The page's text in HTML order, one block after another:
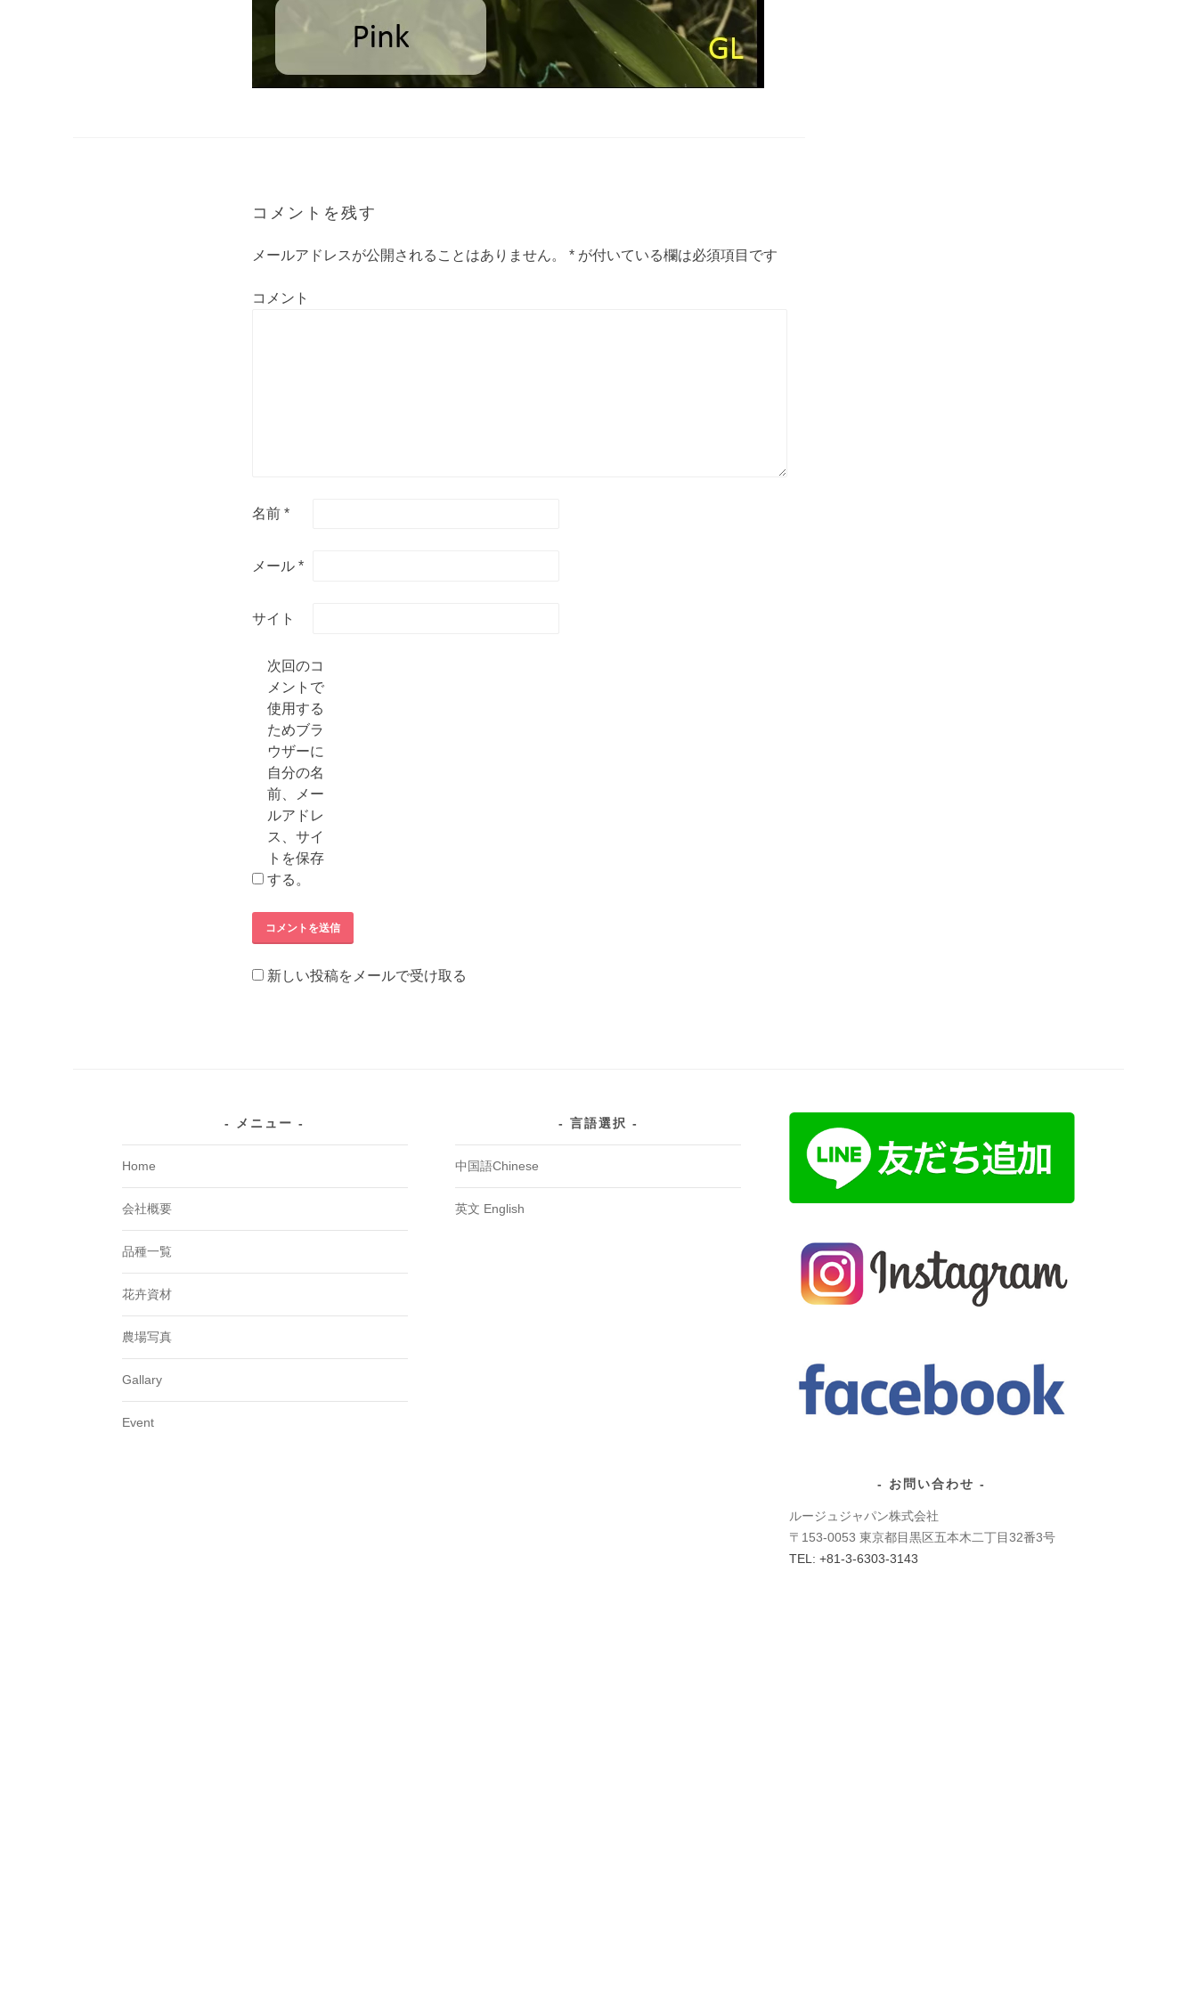
コメントを残す
メールアドレスが公開されることはありません。 * が付いている欄は必須項目です
コメント
名前 *
メール *
サイト
次回のコ
メントで
使用する
ためブラ
ウザーに
自分の名
前、メー
ルアドレ
ス、サイ
トを保存
する。
新しい投稿をメールで受け取る
メニュー
Home
会社概要
品種一覧
花卉資材
農場写真
Gallary
Event
言語選択
中国語Chinese
英文 English
お問い合わせ
ルージュジャパン株式会社
〒153-0053 東京都目黒区五本木二丁目32番3号
TEL: +81-3-6303-3143